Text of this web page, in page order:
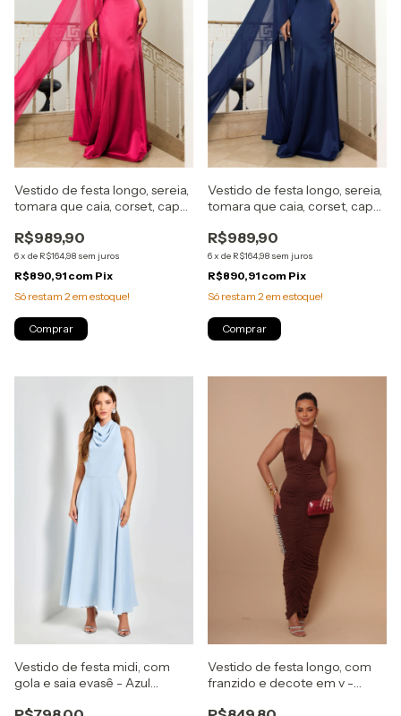
Vestido de festa longo, sereia,
tomara que caia, corset, capa
R$989,90
6x de R$164,98 sem juros
R$890,91 com Pix
Só restam 2 em estoque!
Comprar
Vestido de festa longo, sereia,
tomara que caia, corset, capa
R$989,90
6x de R$164,98 sem juros
R$890,91 com Pix
Só restam 2 em estoque!
Comprar
Vestido de festa midi, com
gola e saia evasê - Azul
Vestido de festa longo, com
franzido e decote em v -